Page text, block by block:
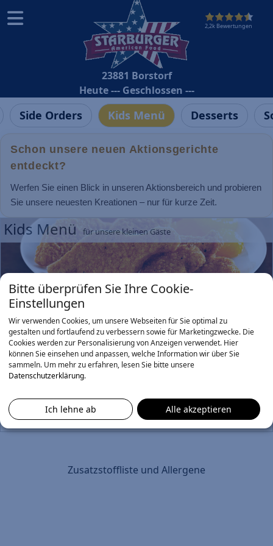
2,2k Bewertungen
23881 Borstorf
Heute --- Geschlossen ---
Side Orders Kids Menü Desserts
Schon unsere neuen Aktionsgerichte
entdeckt?
Werfen Sie einen Blick in unseren Aktionsbereich und probieren
Sie unsere neuesten Kreationen – nur für kurze Zeit.
Kids Menü für unsere kleinen Gäste
Kids Menü 1
Hamburger, Big Frites inkl. Dip + Capri-Sonne
ab 7,50 €
Kids Menü 2
Sonne
7,90 €
Zusatzstoffliste und Allergene
Bitte überprüfen Sie Ihre Cookie-
Einstellungen
Wir verwenden Cookies, um unsere Webseiten für Sie optimal zu
gestalten und fortlaufend zu verbessern sowie für Marketingzwecke. Die
Cookies werden zur Personalisierung von Anzeigen verwendet. Hier
können Sie einsehen und anpassen, welche Information wir über Sie
sammeln. Um mehr zu erfahren, lesen Sie bitte unsere
Datenschutzerklärung.
Ich lehne ab Alle akzeptieren